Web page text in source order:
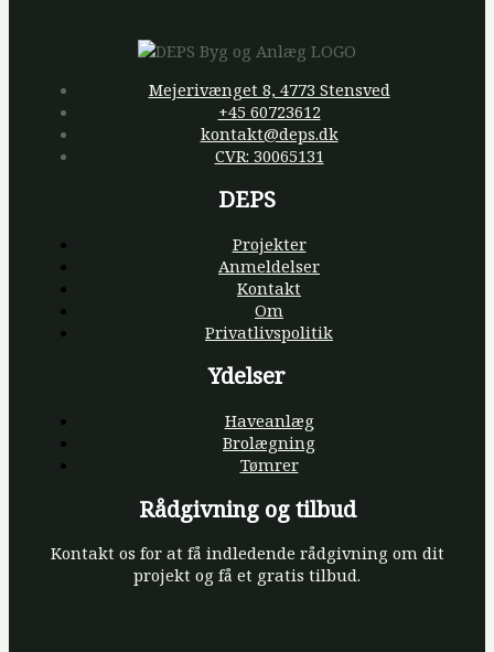
Mejerivænget 8, 4773 Stensved
+45 60723612
kontakt@deps.dk
CVR: 30065131
DEPS
Projekter
Anmeldelser
Kontakt
Om
Privatlivspolitik
Ydelser
Haveanlæg
Brolægning
Tømrer
Rådgivning og tilbud
Kontakt os for at få indledende rådgivning om dit
projekt og få et gratis tilbud.